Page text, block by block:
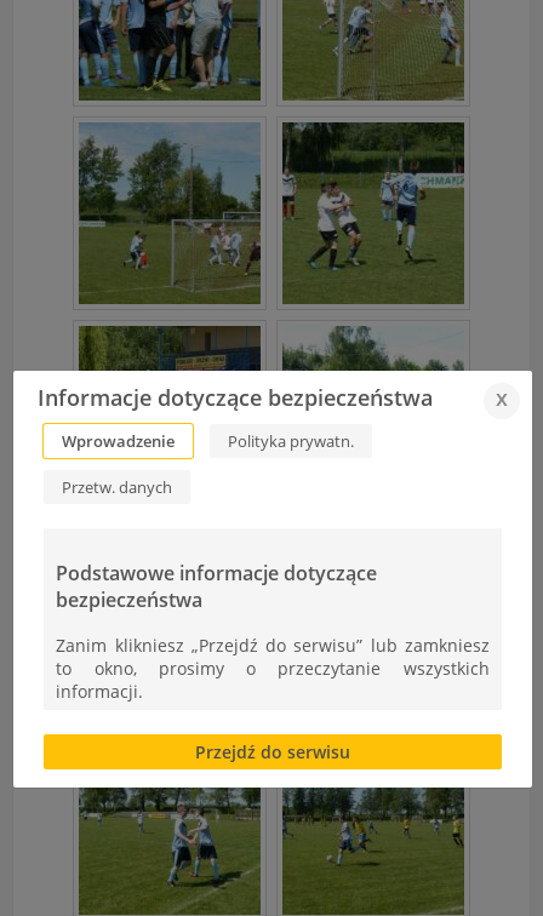
Informacje dotyczące bezpieczeństwa x
Wprowadzenie Polityka prywatn.
Przetw. danych
Podstawowe informacje dotyczące
bezpieczeństwa
Zanim klikniesz „Przejdź do serwisu” lub zamkniesz
to okno, prosimy o przeczytanie wszystkich
informacji.
Brak zgody bądź ograniczenie funkcjonalności plików
cookies lub local storage, może utrudnić lub
uniemożliwić korzystanie z Serwisu.
Informacje dotyczące polityki prywatności oraz
przetwarzania danych osobowych dostępne są cały
"Nasza szkoła" > "Bezpieczeństwo"
Przejdź do serwisu